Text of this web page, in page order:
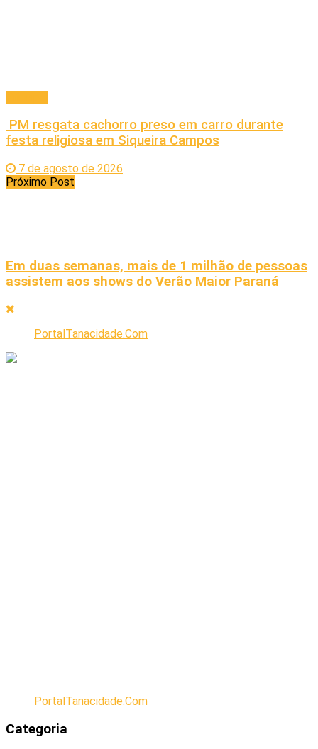
PM resgata cachorro preso em carro durante
festa religiosa em Siqueira Campos
7 de agosto de 2026
Próximo Post
Em duas semanas, mais de 1 milhão de pessoas
assistem aos shows do Verão Maior Paraná
PortalTanacidade.Com
PortalTanacidade.Com
Categoria